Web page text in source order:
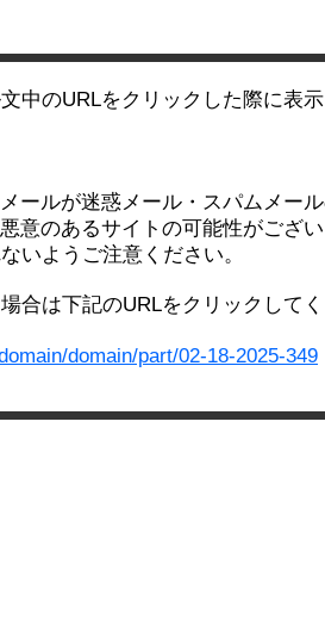
中のURLをクリックした際に表
ールが迷惑メール・スパムメー
意のあるサイトの可能性がござ
いようご注意ください。
合は下記のURLをクリックして
domain/part/02-18-2025-349